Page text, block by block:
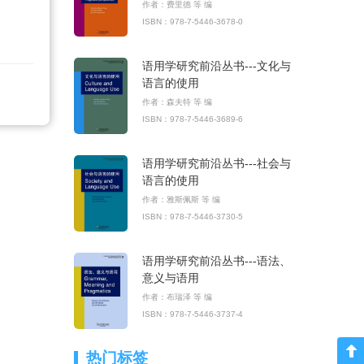
作者：费里德 等 编
ISBN：978-7-5446-3678-0
语用学研究前沿丛书---文化与
语言的使用
作者：森夫特 等 编
ISBN：978-7-5446-3689-6
语用学研究前沿丛书---社会与
语言的使用
作者：雅斯佩斯 等 编
ISBN：978-7-5446-3730-5
语用学研究前沿丛书---语法、
意义与语用
作者：布瑞泽 等 编
ISBN：978-7-5446-3737-4
热门标签